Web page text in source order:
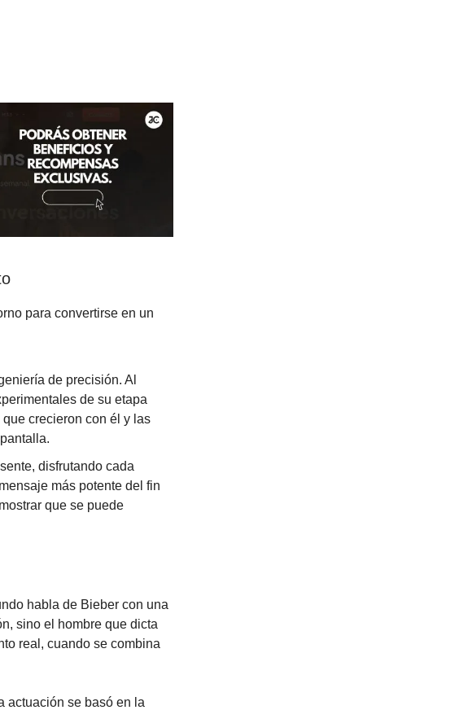
para convertirse en un
de precisión. Al
de su etapa
crecieron con él y las
disfrutando cada
más potente del fin
que se puede
habla de Bieber con una
sino el hombre que dicta
real, cuando se combina
actuación se basó en la